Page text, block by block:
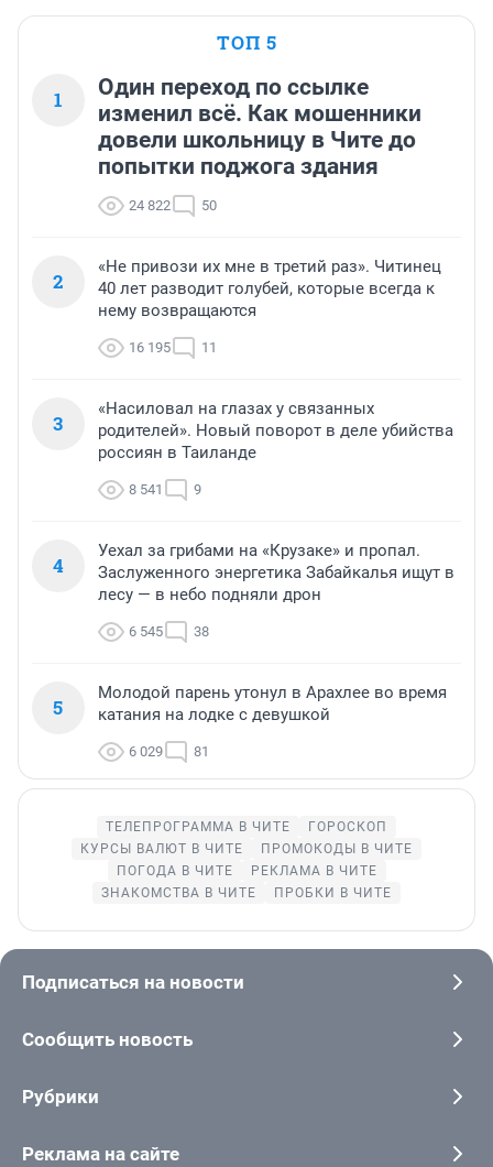
ТОП 5
1
Один переход по ссылке
изменил всё. Как мошенники
довели школьницу в Чите до
попытки поджога здания
24 822 50
2
«Не привози их мне в третий раз». Читинец
40 лет разводит голубей, которые всегда к
нему возвращаются
16 195 11
3
«Насиловал на глазах у связанных
родителей». Новый поворот в деле убийства
россиян в Таиланде
8 541 9
4
Уехал за грибами на «Крузаке» и пропал.
Заслуженного энергетика Забайкалья ищут в
лесу — в небо подняли дрон
6 545 38
5
Молодой парень утонул в Арахлее во время
катания на лодке с девушкой
6 029 81
ТЕЛЕПРОГРАММА В ЧИТЕ
ГОРОСКОП
КУРСЫ ВАЛЮТ В ЧИТЕ
ПРОМОКОДЫ В ЧИТЕ
ПОГОДА В ЧИТЕ
РЕКЛАМА В ЧИТЕ
ЗНАКОМСТВА В ЧИТЕ
ПРОБКИ В ЧИТЕ
Подписаться на новости
Сообщить новость
Рубрики
Реклама на сайте